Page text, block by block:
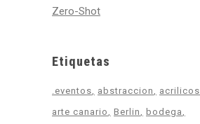
Zero-Shot
Etiquetas
.eventos abstraccion acrilicos
arte canario
Berlin
bodega